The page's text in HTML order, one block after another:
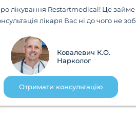
лікування Restartmedical! Це займе
лікаря Вас ні до чого не
Ковалевич К.О.
Нарколог
Отримати консультацію